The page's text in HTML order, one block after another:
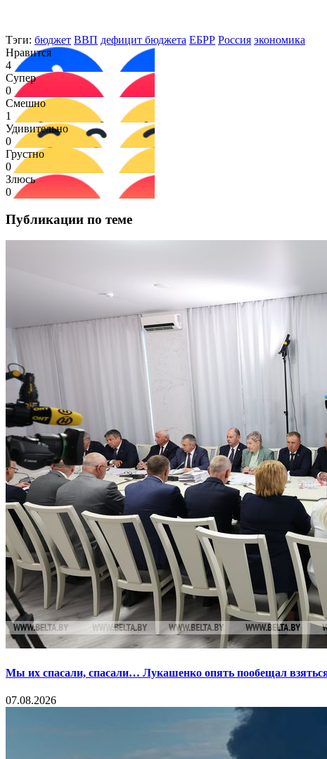
Тэги: бюджет ВВП дефицит бюджета ЕБРР Россия экономика
Нравится
4
Супер
0
Смешно
1
Удивительно
0
Грустно
0
Злюсь
0
Публикации по теме
Мы их спасали, спасали… Лукашенко опять пообещал
07.08.2026